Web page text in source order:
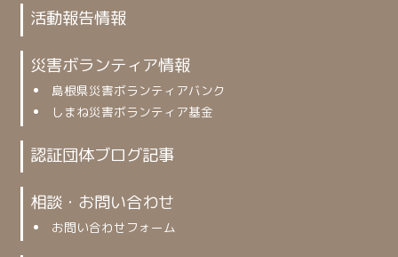
活動報告情報
災害ボランティア情報
島根県災害ボランティアバンク
しまね災害ボランティア基金
認証団体ブログ記事
相談・お問い合わせ
お問い合わせフォーム